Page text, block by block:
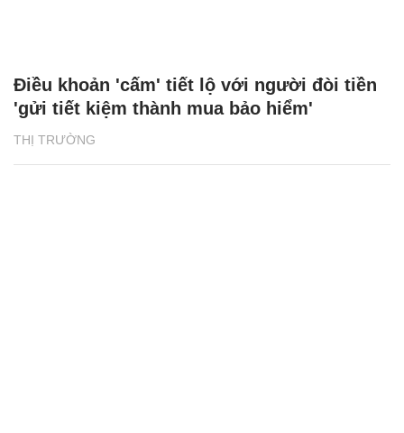
THỊ TRƯỜNG
Điều khoản 'cấm' tiết lộ với người đòi tiền
'gửi tiết kiệm thành mua bảo hiểm'